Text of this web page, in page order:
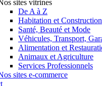
sites vitrines
De A à Z
Habitation et Construction
Santé, Beauté et Mode
Véhicules, Transport,
Alimentation et
Animaux et Agriculture
Services Professionnels
sites e-commerce